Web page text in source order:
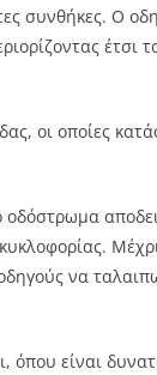
συνθήκες. Ο
έτσι
οι οποίες
να
όπου είναι